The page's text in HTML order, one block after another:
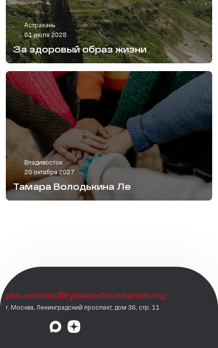
Астрахань
01 июля 2028
За здоровый образ жизни
Владивосток
20 октября 2027
Тамара Володькина Ле
pro-women@rybakovfoundation.org
г. Москва, Ленинградский проспект, дом 36, стр. 11